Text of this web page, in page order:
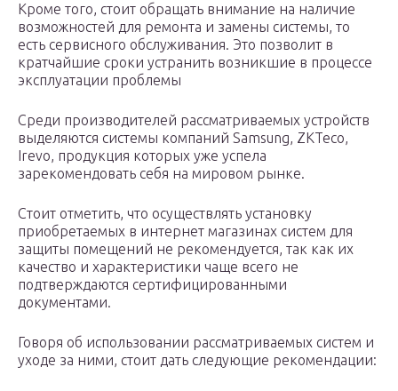
Кроме того, стоит обращать внимание на наличие
возможностей для ремонта и замены системы, то
есть сервисного обслуживания. Это позволит в
кратчайшие сроки устранить возникшие в процессе
эксплуатации проблемы
Среди производителей рассматриваемых устройств
выделяются системы компаний Samsung, ZKTeco,
Irevo, продукция которых уже успела
зарекомендовать себя на мировом рынке.
Стоит отметить, что осуществлять установку
приобретаемых в интернет магазинах систем для
защиты помещений не рекомендуется, так как их
качество и характеристики чаще всего не
подтверждаются сертифицированными
документами.
Говоря об использовании рассматриваемых систем и
уходе за ними, стоит дать следующие рекомендации: